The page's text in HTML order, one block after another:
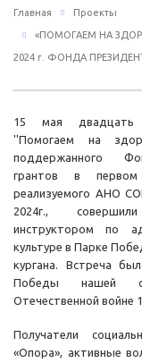
Главная Проекты
«ПОМОГАЕМ НА
2024 г. ФОНДА
15 мая двадцать
''Помогаем на
поддержанного
грантов в
реализуемого АНО
2024г.,
инструктором по
культуре в Парке
кургана. Встреча
Победы нашей
Отечественной войне
Получатели
«Опора», активные